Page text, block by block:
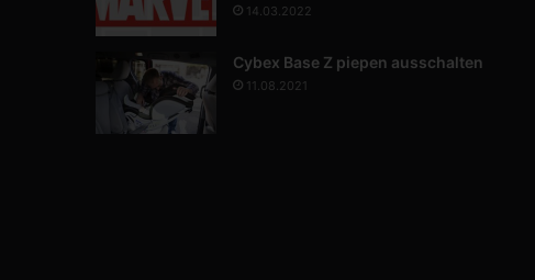
14.03.2022
Cybex Base Z piepen ausschalten
11.08.2021